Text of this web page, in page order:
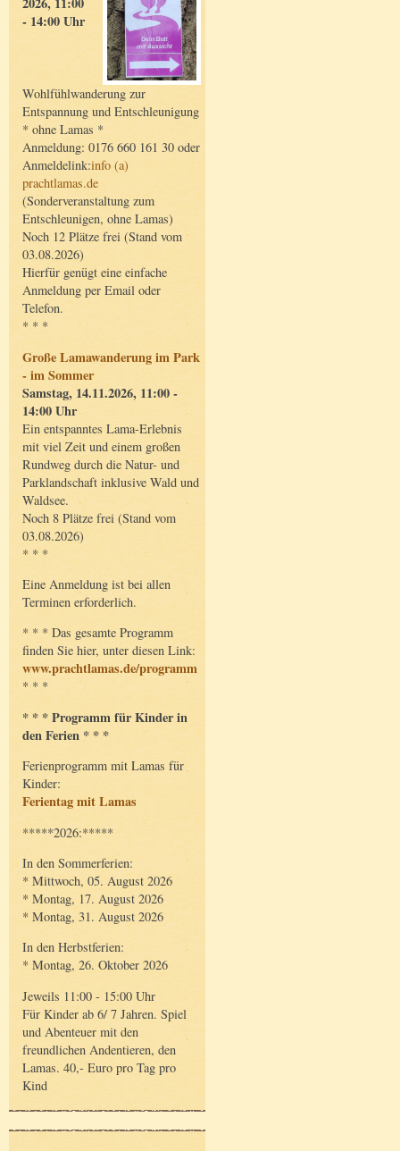
- 14:00 Uhr
Wohlfühlwanderung zur
Entspannung und Entschleunigung
* ohne Lamas *
Anmeldung: 0176 660 161 30 oder
Anmeldelink:info (a)
prachtlamas.de
(Sonderveranstaltung zum
Entschleunigen, ohne Lamas)
Noch 12 Plätze frei (Stand vom
03.08.2026)
Hierfür genügt eine einfache
Anmeldung per Email oder
Telefon.
* * *
Große Lamawanderung im Park
- im Sommer
Samstag, 14.11.2026, 11:00 -
14:00 Uhr
Ein entspanntes Lama-Erlebnis
mit viel Zeit und einem großen
Rundweg durch die Natur- und
Parklandschaft inklusive Wald und
Waldsee.
Noch 8 Plätze frei (Stand vom
03.08.2026)
* * *
Eine Anmeldung ist bei allen
Terminen erforderlich.
* * * Das gesamte Programm
finden Sie hier, unter diesen Link:
www.prachtlamas.de/programm
* * *
* * * Programm für Kinder in
den Ferien * * *
Ferienprogramm mit Lamas für
Kinder:
Ferientag mit Lamas
*****2026:*****
In den Sommerferien:
* Mittwoch, 05. August 2026
* Montag, 17. August 2026
* Montag, 31. August 2026
In den Herbstferien:
* Montag, 26. Oktober 2026
Jeweils 11:00 - 15:00 Uhr
Für Kinder ab 6/ 7 Jahren. Spiel
und Abenteuer mit den
freundlichen Andentieren, den
Lamas. 40,- Euro pro Tag pro
Kind